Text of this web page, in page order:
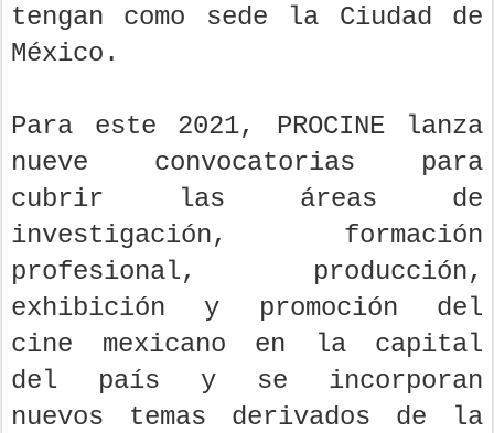
tengan como sede la Ciudad de
México.
Para este 2021, PROCINE lanza
nueve convocatorias para
cubrir las áreas de
investigación, formación
profesional, producción,
exhibición y promoción del
cine mexicano en la capital
del país y se incorporan
nuevos temas derivados de la